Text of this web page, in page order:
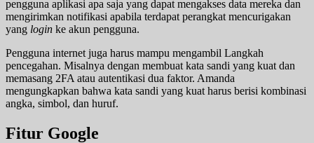
pengguna aplikasi apa saja yang dapat mengakses data mereka dan
mengirimkan notifikasi apabila terdapat perangkat mencurigakan
yang login ke akun pengguna.
Pengguna internet juga harus mampu mengambil Langkah
pencegahan. Misalnya dengan membuat kata sandi yang kuat dan
memasang 2FA atau autentikasi dua faktor. Amanda
mengungkapkan bahwa kata sandi yang kuat harus berisi kombinasi
angka, simbol, dan huruf.
Fitur Google